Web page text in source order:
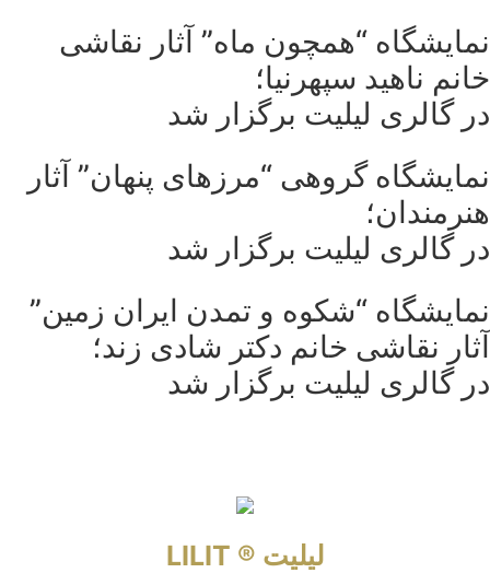
نمایشگاه “همچون ماه” آثار نقاشی
خانم ناهید سپهرنیا؛
در گالری لیلیت برگزار شد
نمایشگاه گروهی “مرزهای پنهان” آثار
هنرمندان؛
در گالری لیلیت برگزار شد
نمایشگاه “شکوه و تمدن ایران زمین”
آثار نقاشی خانم دکتر شادی زند؛
در گالری لیلیت برگزار شد
لیلیت ® LILIT